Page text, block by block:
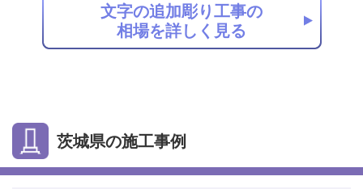
文字の追加彫り工事の
相場を詳しく見る
茨城県の施工事例